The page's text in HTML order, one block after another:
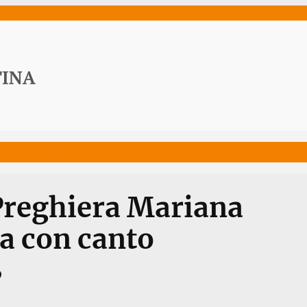
Mariana
con canto